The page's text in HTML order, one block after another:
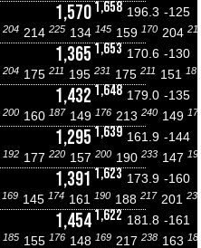
1,5701,658 196.3 -125
204 214 225 134 145 159 170 204
1,365 1,653 170.6 -130
204 175 211 195 231 175 211 151 187
1,432 1,648 179.0 -135
200 160 187 149 176 213 240 149
1,295 1,639 161.9 -144
192 177 220 157 200 190 233 147
1,391 1,623 173.9 -160
169 145 174 161 190 188 217 201
1,4541,622 181.8 -161
185 155 176 148 169 217 238 163